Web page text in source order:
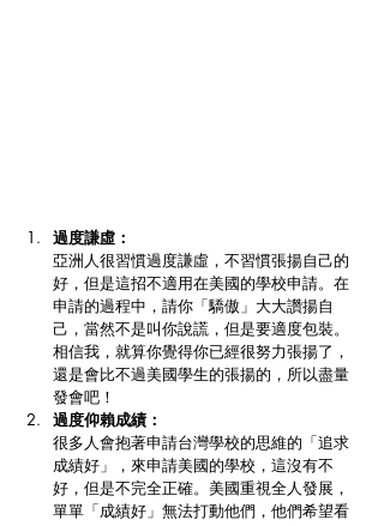
過度謙虛：
亞洲人很習慣過度謙虛，不習慣張揚自己的
好，但是這招不適用在美國的學校申請。在
申請的過程中，請你「驕傲」大大讚揚自
己，當然不是叫你說謊，但是要適度包裝。
相信我，就算你覺得你已經很努力張揚了，
還是會比不過美國學生的張揚的，所以盡量
發會吧！
過度仰賴成績：
很多人會抱著申請台灣學校的思維的「追求
成績好」，來申請美國的學校，這沒有不
好，但是不完全正確。美國重視全人發展，
單單「成績好」無法打動他們，他們希望看